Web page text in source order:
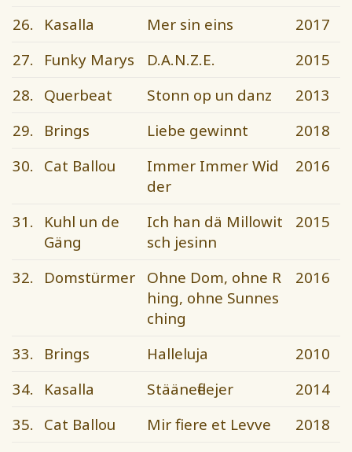
26. Kasalla Mer sin eins
2017
27.
Funky Marys D.A.N.Z.E.
2015
28.
Querbeat Stonn op un danz
2013
29.
Brings Liebe gewinnt
2018
30.
Cat Ballou
Immer Immer Wid
der
2016
31.
Kuhl un de
Gäng
Ich han dä Millowit
sch jesinn
2015
32. Domstürmer
Ohne Dom, ohne R
hing, ohne Sunnes
ching
2016
33. Brings Halleluja
2010
34.
Kasalla Stäänefleejer
2014
35.
Cat Ballou Mir fiere et Levve 2018